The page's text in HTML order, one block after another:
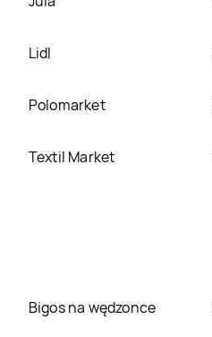
Lidl
Polomarket
Textil Market
Bigos na wędzonce